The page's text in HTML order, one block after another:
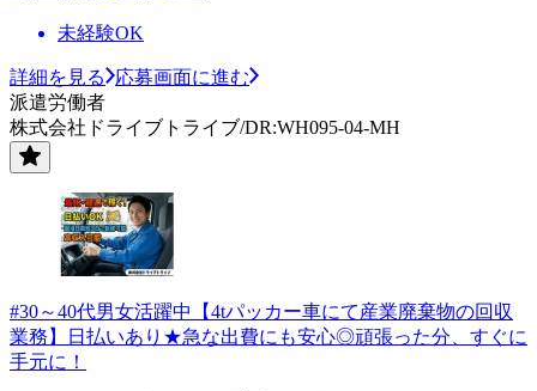
未経験OK
詳細を見る
応募画面に進む
派遣労働者
株式会社ドライブトライブ/DR:WH095-04-MH
#30～40代男女活躍中【4tパッカー車にて産業廃棄物の回収
業務】日払いあり★急な出費にも安心◎頑張った分、すぐに
手元に！